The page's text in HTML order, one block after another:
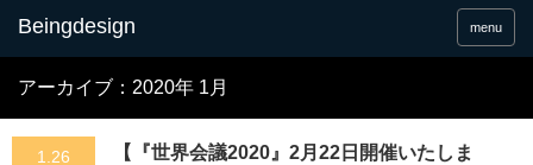
menu
アーカイブ：2020年 1月
1.26
【『世界会議2020』2月22日開催いたしま